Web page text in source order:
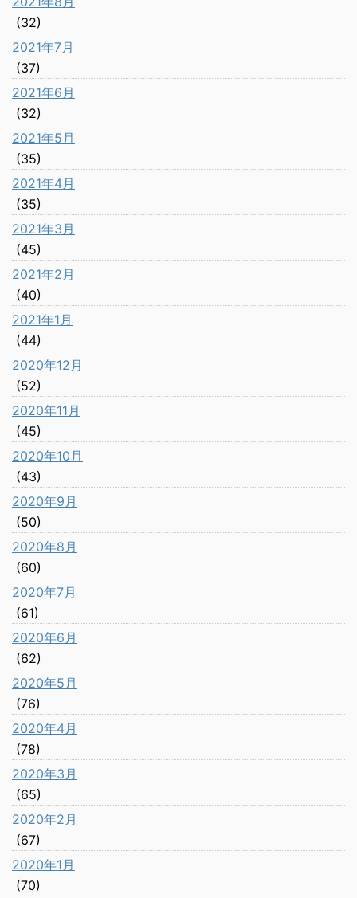
(32)
2021年7月
(37)
2021年6月
(32)
2021年5月
(35)
2021年4月
(35)
2021年3月
(45)
2021年2月
(40)
2021年1月
(44)
2020年12月
(52)
2020年11月
(45)
2020年10月
(43)
2020年9月
(50)
2020年8月
(60)
2020年7月
(61)
2020年6月
(62)
2020年5月
(76)
2020年4月
(78)
2020年3月
(65)
2020年2月
(67)
2020年1月
(70)